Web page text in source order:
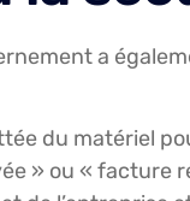
a
du matériel
» ou « facture